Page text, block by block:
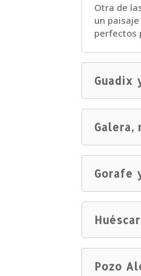
Otra de
un
perfectos
Guadix
Galera,
Gorafe
Pozo